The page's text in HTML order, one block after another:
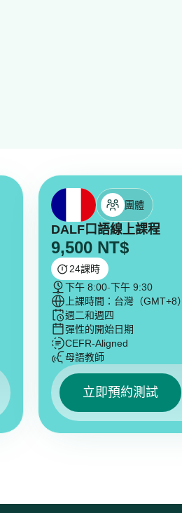
團體
DALF口語線上課程
9,500 NT$
24課時
下午 8:00-下午 9:30
上課時間：台灣（GMT+8）
週二和週四
彈性的開始日期
CEFR-Aligned
母語教師
立即預約測試